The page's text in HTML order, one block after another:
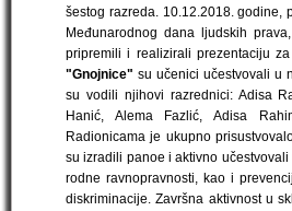
šestog razreda. 10.12.2018. godine,
Međunarodnog dana ljudskih
pripremili i realizirali prezentaciju
"Gnojnice" su učenici učestvovali u
su vodili njihovi razrednici: Adisa
Hanić, Alema Fazlić, Adisa
Radionicama je ukupno
su izradili panoe i aktivno
rodne ravnopravnosti, kao i
diskriminacije. Završna aktivnost u